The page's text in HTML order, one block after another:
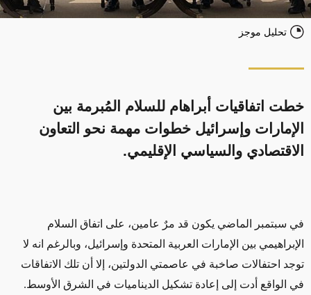
تحليل موجز
خطت اتفاقيات أبراهام للسلام المُبرمة بين
الإمارات وإسرائيل خطوات مهمة نحو التعاون
الاقتصادي والسياسي الإقليمي.
في سبتمبر الماضي يكون قد مرٌ عامين، على اتفاق السلام
الإبراهيمي بين الإمارات العربية المتحدة وإسرائيل، وبالرغم انه لا
توجد احتفالات صاخبة في عاصمتي الدولتين، إلا أن تلك الاتفاقات
في الواقع أدت إلى إعادة تشكيل الديناميات في الشرق الأوسط.